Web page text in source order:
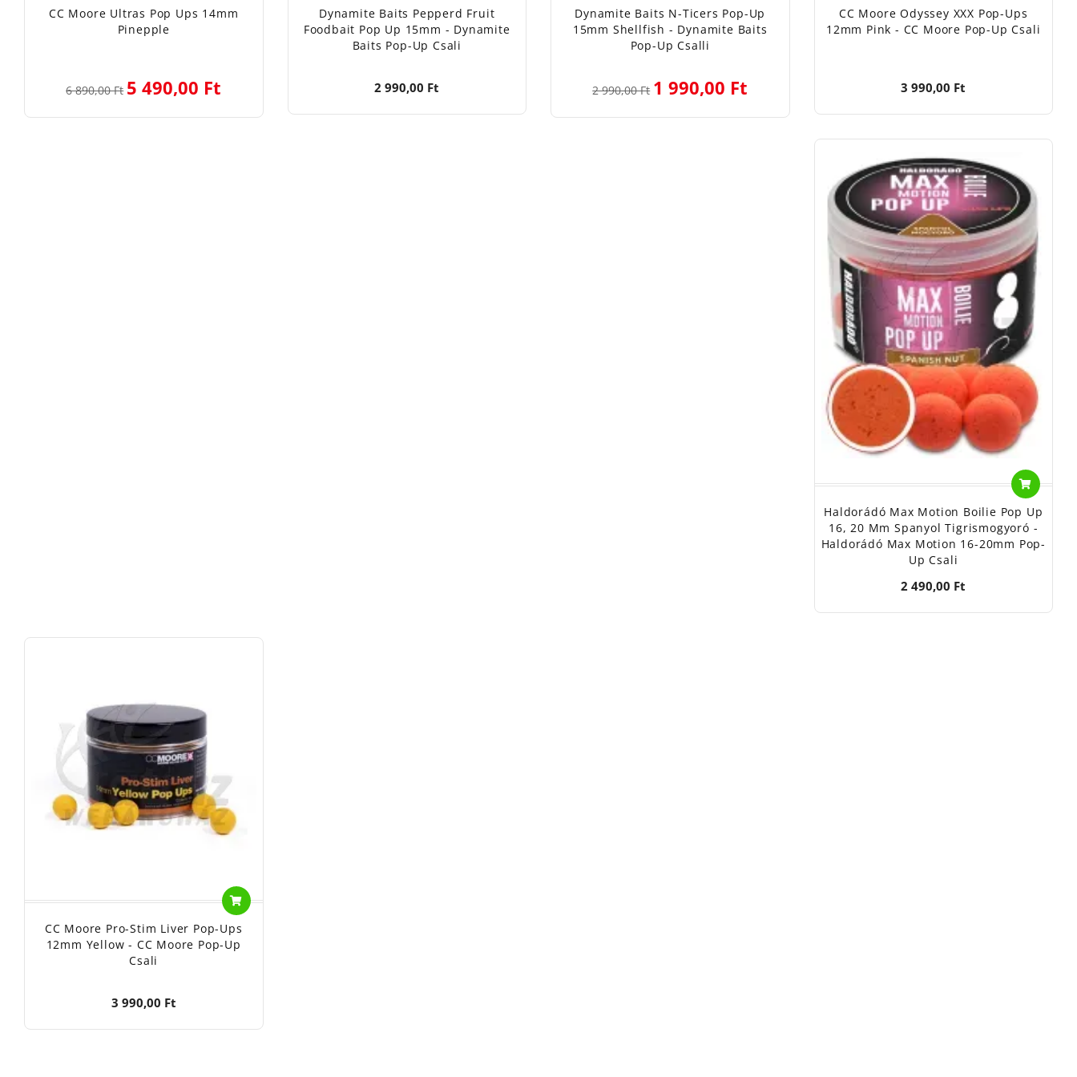
CC Moore Ultras Pop Ups 14mm
Pinepple
6 890,00 Ft 5 490,00 Ft
Dynamite Baits Pepperd Fruit
Foodbait Pop Up 15mm - Dynamite
Baits Pop-Up Csali
2 990,00 Ft
Dynamite Baits N-Ticers Pop-Up
15mm Shellfish - Dynamite Baits
Pop-Up Csalli
2 990,00 Ft 1 990,00 Ft
CC Moore Odyssey XXX Pop-Ups
12mm Pink - CC Moore Pop-Up Csali
3 990,00 Ft
Haldorádó Max Motion Boilie Pop Up
16, 20 Mm Spanyol Tigrismogyoró -
Haldorádó Max Motion 16-20mm Pop-
Up Csali
2 490,00 Ft
CC Moore Pro-Stim Liver Pop-Ups
12mm Yellow - CC Moore Pop-Up
Csali
3 990,00 Ft